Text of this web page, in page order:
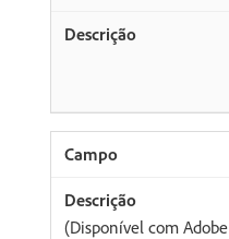
(Disponível com Adobe